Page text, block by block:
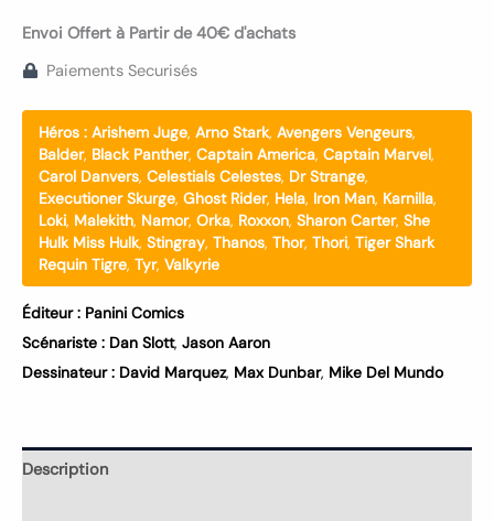
Envoi Offert à Partir de 40€ d'achats
Paiements Securisés
Héros : Arishem Juge, Arno Stark, Avengers Vengeurs,
Balder, Black Panther, Captain America, Captain Marvel,
Carol Danvers, Celestials Celestes, Dr Strange,
Executioner Skurge, Ghost Rider, Hela, Iron Man, Karnilla,
Loki, Malekith, Namor, Orka, Roxxon, Sharon Carter, She
Hulk Miss Hulk, Stingray, Thanos, Thor, Thori, Tiger Shark
Requin Tigre, Tyr, Valkyrie
Éditeur : Panini Comics
Scénariste : Dan Slott, Jason Aaron
Dessinateur : David Marquez, Max Dunbar, Mike Del Mundo
Description